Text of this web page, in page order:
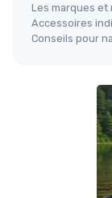
Les marques et
Accessoires
Conseils pour